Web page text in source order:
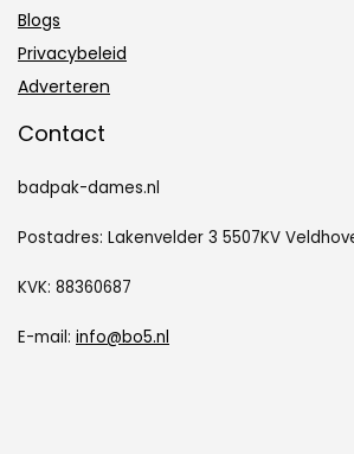
Blogs
Privacybeleid
Adverteren
Contact
badpak-dames.nl
Postadres: Lakenvelder 3 5507KV
KVK: 88360687
E-mail: info@bo5.nl